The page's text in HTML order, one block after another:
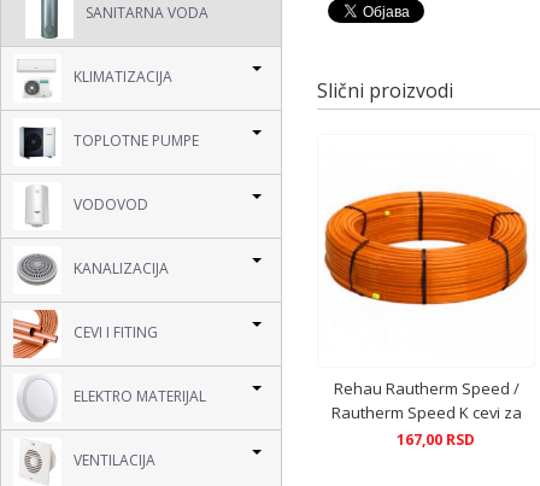
SANITARNA VODA
KLIMATIZACIJA
TOPLOTNE PUMPE
VODOVOD
KANALIZACIJA
CEVI I FITING
ELEKTRO MATERIJAL
VENTILACIJA
Slični proizvodi
Rehau Rautherm Speed /
Rautherm Speed K cevi za
podno grejanje
167,00 RSD